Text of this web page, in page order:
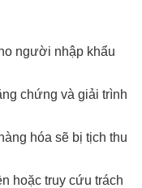
người nhập khẩu
chứng và giải trình
hóa sẽ bị tịch thu
hoặc truy cứu trách